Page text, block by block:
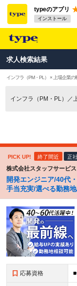
typeのアプリ
インストール
求人検索結果
インフラ（PM・PL） × 上場企業の
インフラ（PM・PL）／
PICK UP! 終了間近 正
株式会社スタッフサービ
開発エンジニア/40代
手当充実/選べる勤務
応募資格